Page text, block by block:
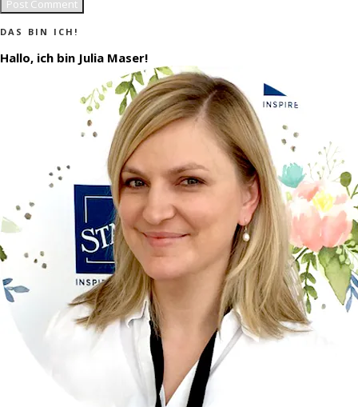
DAS BIN ICH!
Hallo, ich bin Julia Maser!